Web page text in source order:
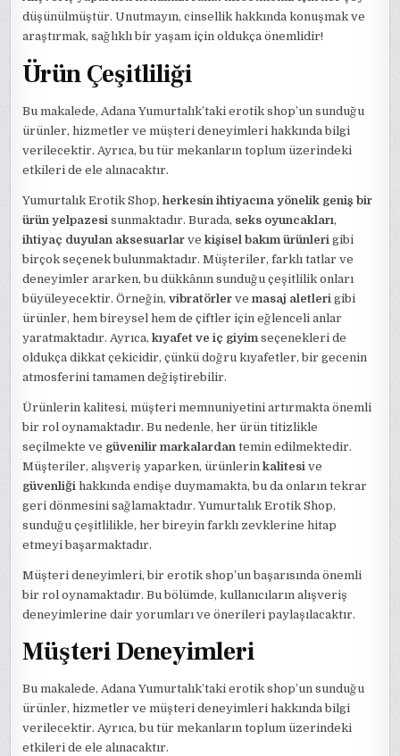
düşünülmüştür. Unutmayın, cinsellik hakkında konuşmak ve
araştırmak, sağlıklı bir yaşam için oldukça önemlidir!
Ürün Çeşitliliği
Bu makalede, Adana Yumurtalık’taki erotik shop’un sunduğu
ürünler, hizmetler ve müşteri deneyimleri hakkında bilgi
verilecektir. Ayrıca, bu tür mekanların toplum üzerindeki
etkileri de ele alınacaktır.
Yumurtalık Erotik Shop,herkesin ihtiyacına yönelik geniş bir
ürün yelpazesi sunmaktadır. Burada, seks oyuncakları,
ihtiyaç duyulan aksesuarlar vekişisel bakım ürünleri gibi
birçok seçenek bulunmaktadır. Müşteriler, farklı tatlar ve
deneyimler ararken, bu dükkânın sunduğu çeşitlilik onları
büyüleyecektir. Örneğin,vibratörler vemasaj aletleri gibi
ürünler, hem bireysel hem de çiftler için eğlenceli anlar
yaratmaktadır. Ayrıca,kıyafet ve iç giyim seçenekleri de
oldukça dikkat çekicidir, çünkü doğru kıyafetler, bir gecenin
atmosferini tamamen değiştirebilir.
Ürünlerin kalitesi, müşteri memnuniyetini artırmakta önemli
bir rol oynamaktadır. Bu nedenle, her ürün titizlikle
seçilmekte ve güvenilir markalardan temin edilmektedir.
Müşteriler, alışveriş yaparken, ürünlerinkalitesi ve
güvenliği hakkında endişe duymamakta, bu da onların tekrar
geri dönmesini sağlamaktadır. Yumurtalık Erotik Shop,
sunduğu çeşitlilikle, her bireyin farklı zevklerine hitap
etmeyi başarmaktadır.
Müşteri deneyimleri, bir erotik shop’un başarısında önemli
bir rol oynamaktadır. Bu bölümde, kullanıcıların alışveriş
deneyimlerine dair yorumları ve önerileri paylaşılacaktır.
Müşteri Deneyimleri
Bu makalede, Adana Yumurtalık’taki erotik shop’un sunduğu
ürünler, hizmetler ve müşteri deneyimleri hakkında bilgi
verilecektir. Ayrıca, bu tür mekanların toplum üzerindeki
etkileri de ele alınacaktır.